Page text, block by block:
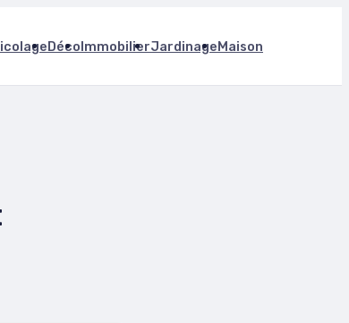
DécoImmobilierJardinageMaison